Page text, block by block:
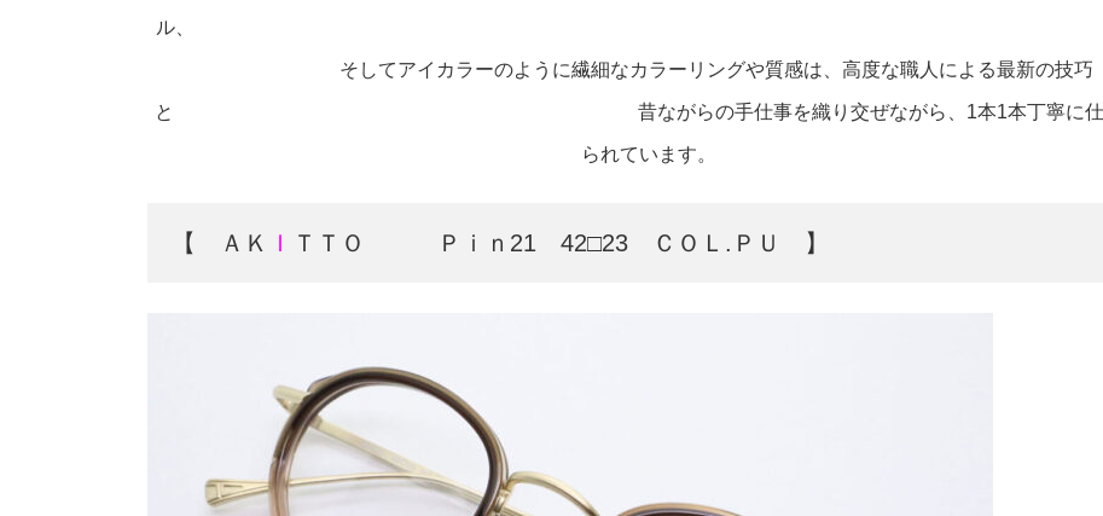
ル
そしてアイカラーのように繊細なカラーリングや質感は、高度な職人による最新の技巧
と 昔ながらの手仕事を織り交ぜながら、1本1本丁寧に仕
られています。
【 ＡＫ Ｉ ＴＴＯ Ｐｉｎ21 42□23 ＣＯＬ.ＰＵ 】